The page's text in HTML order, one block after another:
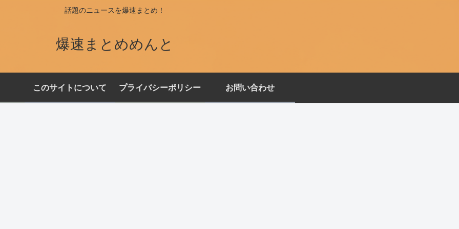
話題のニュースを爆速まとめ！
爆速まとめめんと
このサイトについて プライバシーポリシー お問い合わせ